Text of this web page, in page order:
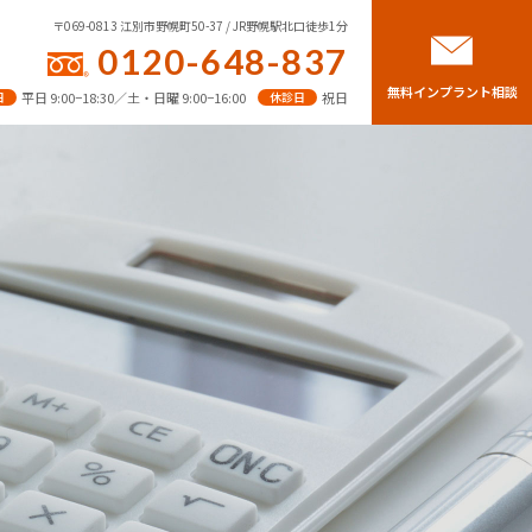
〒069-0813 江別市野幌町50-37 / JR野幌駅北口徒歩1分
0120-648-837
平日 9:00−18:30／土・日曜 9:00−16:00 休診日 祝日 無料インプラント相談